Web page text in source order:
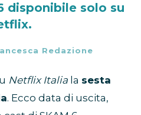
disponibile solo su
Redazione
Netflix Italia la sesta
. Ecco data di uscita,